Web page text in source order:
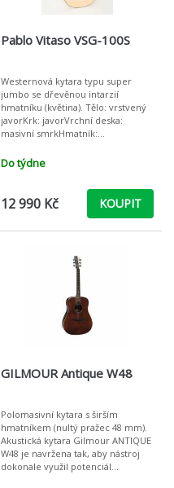
Pablo Vitaso VSG-100S
Westernová kytara typu super
jumbo se dřevěnou intarzií
hmatníku (květina). Tělo: vrstvený
javorKrk: javorVrchní deska:
masivní smrkHmatník:
dřevoKobylkový a nultý pražec:
kostPovrchová úprava: leskŠíř
Do týdne
12 990 Kč KOUPIT
GILMOUR Antique W48
Polomasivní kytara s širším
hmatníkem (nultý pražec 48 mm).
Akustická kytara Gilmour ANTIQUE
W48 je navržena tak, aby nástroj
dokonale využil potenciál